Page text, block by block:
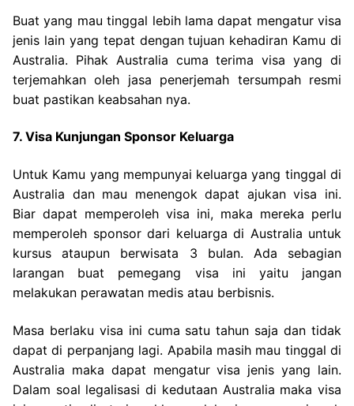
Buat yang mau tinggal lebih lama dapat mengatur visa
jenis lain yang tepat dengan tujuan kehadiran Kamu di
Australia. Pihak Australia cuma terima visa yang di
terjemahkan oleh jasa penerjemah tersumpah resmi
buat pastikan keabsahan nya.
7. Visa Kunjungan Sponsor Keluarga
Untuk Kamu yang mempunyai keluarga yang tinggal di
Australia dan mau menengok dapat ajukan visa ini.
Biar dapat memperoleh visa ini, maka mereka perlu
memperoleh sponsor dari keluarga di Australia untuk
kursus ataupun berwisata 3 bulan. Ada sebagian
larangan buat pemegang visa ini yaitu jangan
melakukan perawatan medis atau berbisnis.
Masa berlaku visa ini cuma satu tahun saja dan tidak
dapat di perpanjang lagi. Apabila masih mau tinggal di
Australia maka dapat mengatur visa jenis yang lain.
Dalam soal legalisasi di kedutaan Australia maka visa